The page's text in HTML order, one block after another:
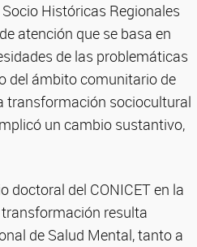
Históricas Regionales
atención que se basa en
de las problemáticas
del ámbito comunitario de
transformación sociocultural
un cambio sustantivo,
doctoral del CONICET en la
resulta
de Salud Mental, tanto a